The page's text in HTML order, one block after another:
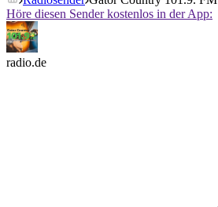
Höre diesen Sender kostenlos in der App:
radio.de